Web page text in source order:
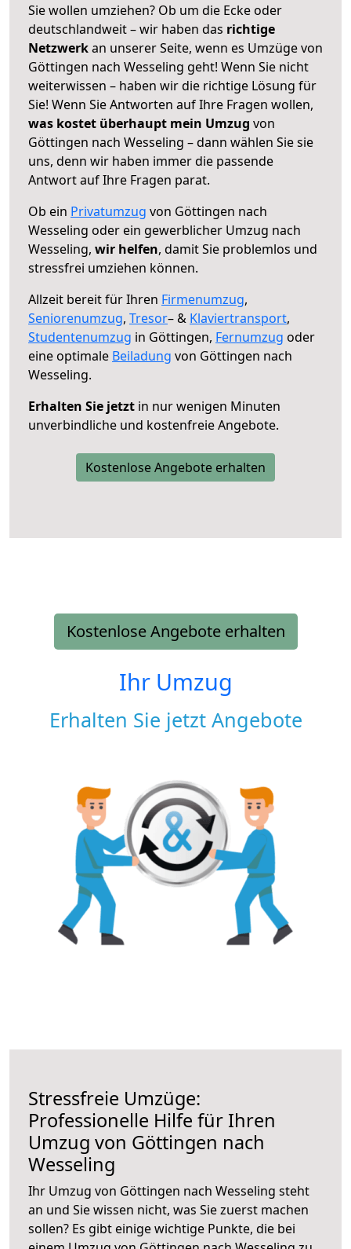
Sie wollen umziehen? Ob um die Ecke oder
deutschlandweit – wir haben das richtige
Netzwerkan unserer Seite, wenn es Umzüge von
Göttingen nach Wesseling geht! Wenn Sie nicht
weiterwissen – haben wir die richtige Lösung für
Sie! Wenn Sie Antworten auf Ihre Fragen wollen,
was kostet überhaupt mein Umzug von
Göttingen nach Wesseling – dann wählen Sie sie
uns, denn wir haben immer die passende
Antwort auf Ihre Fragen parat.
Ob ein Privatumzug von Göttingen nach
Wesseling oder ein gewerblicher Umzug nach
Wesseling, wir helfen, damit Sie problemlos und
stressfrei umziehen können.
Allzeit bereit für Ihren Firmenumzug,
Seniorenumzug, Tresor– & Klaviertransport,
Studentenumzug in Göttingen, Fernumzug oder
eine optimale Beiladung von Göttingen nach
Wesseling.
Erhalten Sie jetzt in nur wenigen Minuten
unverbindliche und kostenfreie Angebote.
Kostenlose Angebote erhalten
Kostenlose Angebote erhalten
Ihr Umzug
Erhalten Sie jetzt Angebote
Stressfreie Umzüge:
Professionelle Hilfe für Ihren
Umzug von Göttingen nach
Wesseling
Ihr Umzug von Göttingen nach Wesseling steht
an und Sie wissen nicht, was Sie zuerst machen
sollen? Es gibt einige wichtige Punkte, die bei